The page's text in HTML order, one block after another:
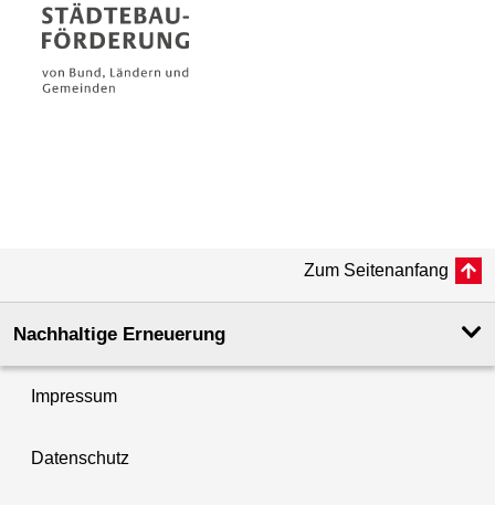
Zum Seitenanfang
Nachhaltige Erneuerung
Impressum
Datenschutz